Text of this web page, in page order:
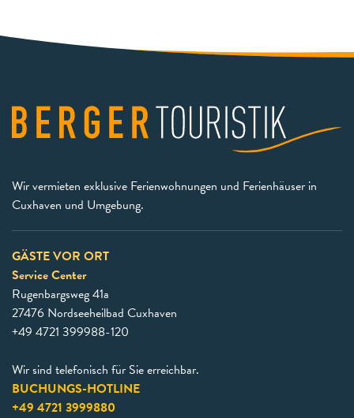
Wir vermieten exklusive Ferienwohnungen und Ferienhäuser in
Cuxhaven und Umgebung.
GÄSTE VOR ORT
Service Center
Rugenbargsweg 41a
27476 Nordseeheilbad Cuxhaven
+49 4721 399988-120
Wir sind telefonisch für Sie erreichbar.
BUCHUNGS-HOTLINE
+49 4721 3999880